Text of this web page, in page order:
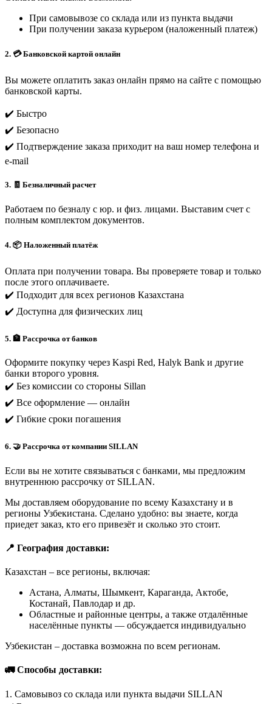
При самовывозе со склада или из пункта выдачи
При получении заказа курьером (наложенный платеж)
2. 💳 Банковской картой онлайн
Вы можете оплатить заказ онлайн прямо на сайте с помощью
банковской карты.
✔️ Быстро
✔️ Безопасно
✔️ Подтверждение заказа приходит на ваш номер телефона и
e-mail
3. 🧾 Безналичный расчет
Работаем по безналу с юр. и физ. лицами. Выставим счет с
полным комплектом документов.
4. 📦 Наложенный платёж
Оплата при получении товара. Вы проверяете товар и только
после этого оплачиваете.
✔️ Подходит для всех регионов Казахстана
✔️ Доступна для физических лиц
5. 🏦 Рассрочка от банков
Оформите покупку через Kaspi Red, Halyk Bank и другие
банки второго уровня.
✔️ Без комиссии со стороны Sillan
✔️ Все оформление — онлайн
✔️ Гибкие сроки погашения
6. 🤝 Рассрочка от компании SILLAN
Если вы не хотите связываться с банками, мы предложим
внутреннюю рассрочку от SILLAN.
Мы доставляем оборудование по всему Казахстану и в
регионы Узбекистана. Сделано удобно: вы знаете, когда
приедет заказ, кто его привезёт и сколько это стоит.
📍 География доставки:
Казахстан – все регионы, включая:
Астана, Алматы, Шымкент, Караганда, Актобе,
Костанай, Павлодар и др.
Областные и районные центры, а также отдалённые
населённые пункты — обсуждается индивидуально
Узбекистан – доставка возможна по всем регионам.
🚛 Способы доставки:
1. Самовывоз со склада или пункта выдачи SILLAN